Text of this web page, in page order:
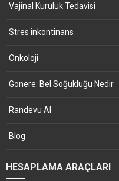
Vajinal Kuruluk Tedavisi
Stres inkontinans
Onkoloji
Gonere: Bel Soğukluğu Nedir
Randevu Al
Blog
HESAPLAMA ARAÇLARI